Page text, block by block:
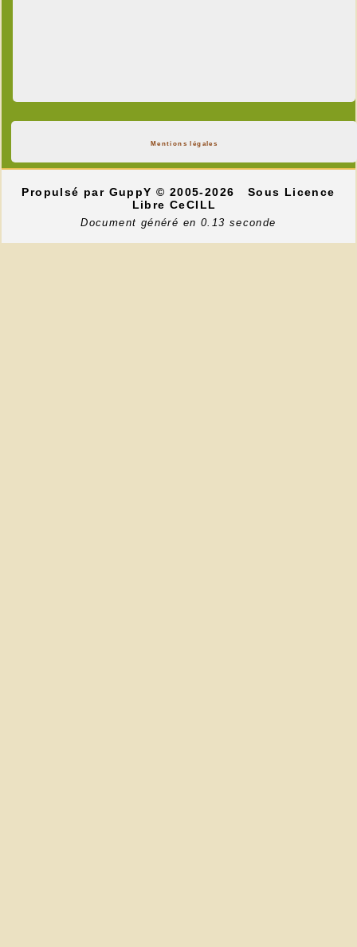
Mentions légales
Propulsé par GuppY© 2005-2026
Sous Licence
Libre CeCILL
Document généré en 0.13 seconde